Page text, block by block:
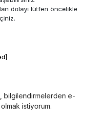
dolayı lütfen öncelikle
bilgilendirmelerden e-
istiyorum.